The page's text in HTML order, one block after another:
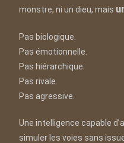
monstre, ni un dieu, mais
Pas biologique.
Pas émotionnelle.
Pas hiérarchique.
Pas rivale.
Pas agressive.
Une intelligence capable
simuler les voies sans